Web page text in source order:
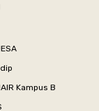
Kampus B